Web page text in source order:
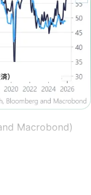
Macrobond)